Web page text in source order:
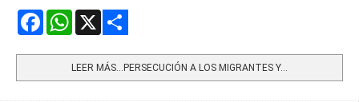
FacebookWhatsApp
LEER MÁS…PERSECUCIÓN A LOS MIGRANTES Y...